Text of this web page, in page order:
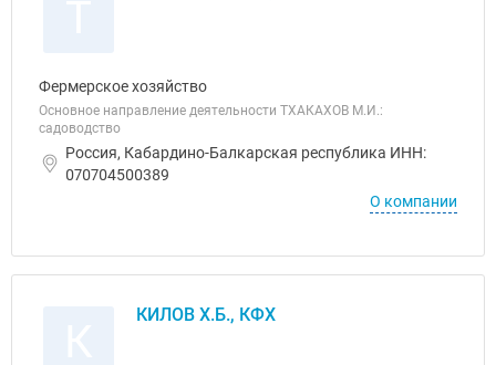
Фермерское хозяйство
Основное направление деятельности ТХАКАХОВ М.И.:
садоводство
Россия, Кабардино-Балкарская республика ИНН:
070704500389
О компании
КИЛОВ Х.Б., КФХ